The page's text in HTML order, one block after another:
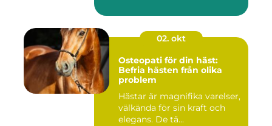
02. okt
Osteopati för din häst:
Befria hästen från olika
problem
Hästar är magnifika varelser,
välkända för sin kraft och
elegans. De tä...